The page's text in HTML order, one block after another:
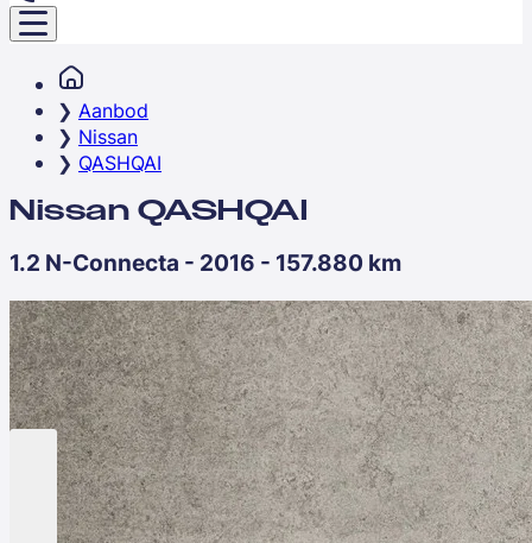
Aanbod
Nissan
QASHQAI
Nissan QASHQAI
1.2 N-Connecta - 2016 - 157.880 km